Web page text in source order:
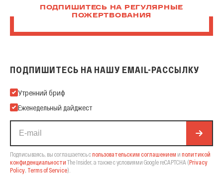
ПОДПИШИТЕСЬ НА РЕГУЛЯРНЫЕ
ПОЖЕРТВОВАНИЯ
ПОДПИШИТЕСЬ НА НАШУ EMAIL-РАССЫЛКУ
Подпишитесь на нашу Email-рассылку
Утренний бриф
Еженедельный дайджест
Подписываясь, вы соглашаетесь спользовательским соглашением и политикой
конфиденциальности The Insider, а также с условиями Google reCAPTCHA (Privacy
Policy, Terms of Service).